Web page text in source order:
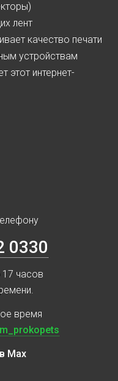
лент
качество печати
устройствам
этот интернет-
0330
17 часов
время
Max